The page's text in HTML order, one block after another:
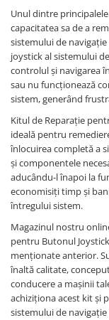
Smart
Subaru
Suzuki
Toyota
Volkswagen
Volvo
Tuning auto
Kituri reparatie
Diverse
Dopuri anulare
Garnituri galerie
Valve PCV
Kit reparatie faruri
Adaptoare auxiliare
Produse cu
95%
Eleron Portbagaj
Unul dintre
capacitatea sa de a
sistemului de
joystick al sistemului
controlul și navigarea
sau nu funcționează
sistem, generând
Kitul de Reparație
ideală pentru
înlocuirea completă a
și componentele
aducându-l înapoi la
economisiți timp și
întregului sistem.
Magazinul nostru
pentru Butonul
menționate anterior.
înaltă calitate,
conducere a mașinii
achiziționa acest kit și
sistemului de navigație